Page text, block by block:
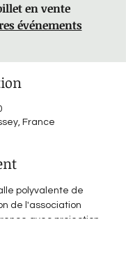
en vente
événements
France
polyvalente de
de l'association
avec projection